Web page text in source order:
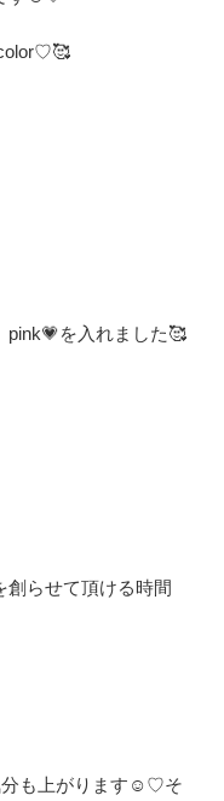
pink💗を入れました🥰
創らせて頂ける時間
分も上がります☺️♡そ